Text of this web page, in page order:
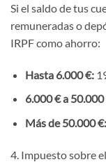
Si el saldo de tus
remuneradas o
IRPF como ahorro:
Hasta 6.000 €:
6.000 € a 50.000
Más de 50.000 €:
4. Impuesto sobre